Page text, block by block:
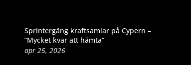
Sprintergäng kraftsamlar på Cypern –
”Mycket kvar att hämta”
apr 25, 2026